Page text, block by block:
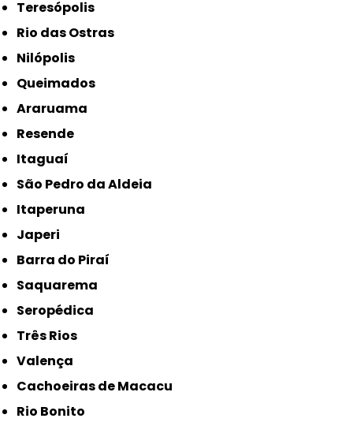
Teresópolis
Rio das Ostras
Nilópolis
Queimados
Araruama
Resende
Itaguaí
São Pedro da Aldeia
Itaperuna
Japeri
Barra do Piraí
Saquarema
Seropédica
Três Rios
Valença
Cachoeiras de Macacu
Rio Bonito